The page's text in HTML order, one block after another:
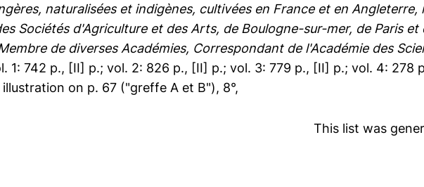
naturalisées et indigènes, cultivées en France et en
Sociétés d'Agriculture et des Arts, de Boulogne-sur-mer, de Paris et
de diverses Académies, Correspondant de l'Académie des
1: 742 p., [II] p.; vol. 2: 826 p., [II] p.; vol. 3: 779 p., [II] p.; vol. 4:
on p. 67 ("greffe A et B"), 8°,
This list was